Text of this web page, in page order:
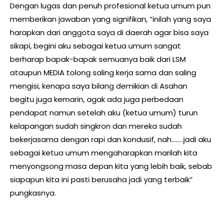
Dengan lugas dan penuh profesional ketua umum pun
memberikan jawaban yang signifikan, “inilah yang saya
harapkan dari anggota saya di daerah agar bisa saya
sikapi, begini aku sebagai ketua umum sangat
berharap bapak-bapak semuanya baik dari LSM
ataupun MEDIA tolong saling kerja sama dan saling
mengisi, kenapa saya bilang demikian di Asahan
begitu juga kemarin, agak ada juga perbedaan
pendapat namun setelah aku (ketua umum) turun
kelapangan sudah singkron dan mereka sudah
bekerjasama dengan rapi dan kondusif, nah……..jadi aku
sebagai ketua umum mengaharapkan marilah kita
menyongsong masa depan kita yang lebih baik, sebab
siapapun kita ini pasti berusaha jadi yang terbaik”
pungkasnya.